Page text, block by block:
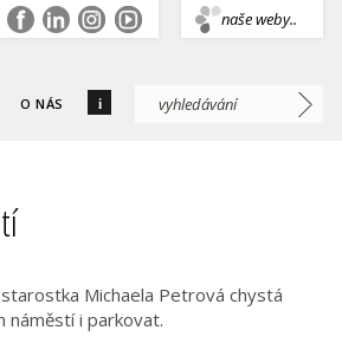
naše weby..
O NÁS i
Michaela Petrová chystá
náměstí i parkovat.